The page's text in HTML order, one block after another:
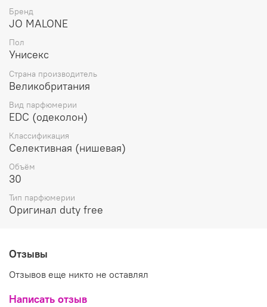
Бренд
JO MALONE
Пол
Унисекс
Страна производитель
Великобритания
Вид парфюмерии
EDC (одеколон)
Классификация
Селективная (нишевая)
Объём
30
Тип парфюмерии
Оригинал duty free
Отзывы
Отзывов еще никто не оставлял
Написать отзыв